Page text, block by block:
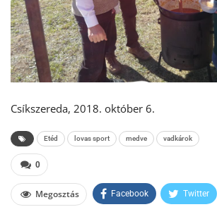
Csíkszereda, 2018. október 6.
Etéd lovas sport medve vadkárok
0
Megosztás Facebook Twitter